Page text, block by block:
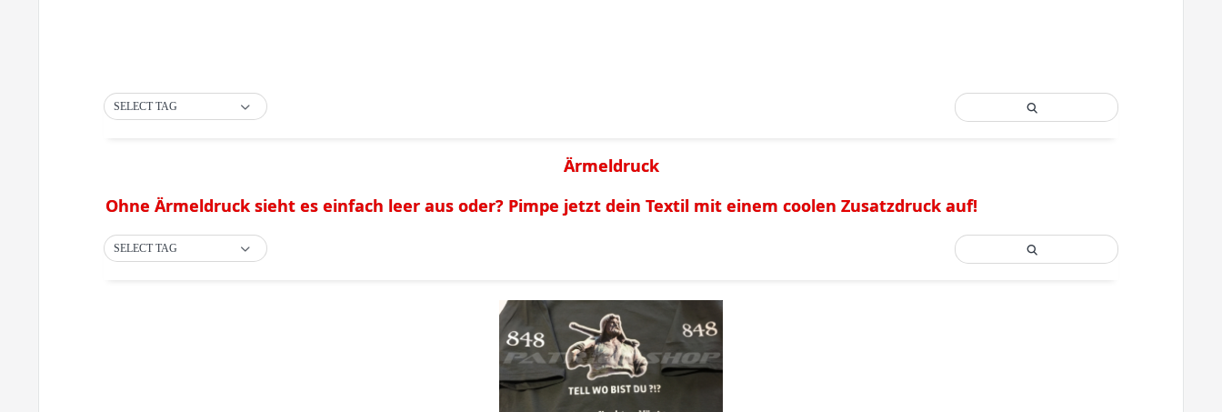
SELECT TAG
Ärmeldruck
Ohne Ärmeldruck sieht es einfach leer aus oder? Pimpe jetzt dein Textil mit einem coolen Zusatzdruck auf!
SELECT TAG